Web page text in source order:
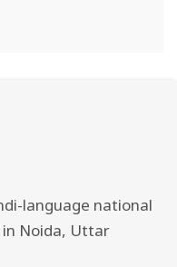
language national
Noida, Uttar